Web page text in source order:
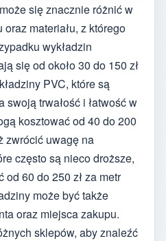
się znacznie różnić w
materiału, z którego
wykładzin
się od około 30 do 150 zł
PVC, które są
trwałość i łatwość w
kosztować od 40 do 200
zwrócić uwagę na
często są nieco droższe,
60 do 250 zł za metr
może być także
oraz miejsca zakupu.
sklepów, aby znaleźć